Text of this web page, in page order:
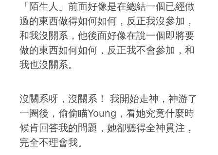
「陌生人」前面好像是在總結一個已經做
過的東西做得如何如何，反正我沒參加，
和我沒關系，他後面好像在說一個即將要
做的東西如何如何，反正我不會參加，和
我也沒關系。
沒關系呀，沒關系！ 我開始走神，神游了
一圈後，偷偷瞄Young，看她究竟什麼時
候肯回答我的問題，她卻聽得全神貫注，
完全不理會我。